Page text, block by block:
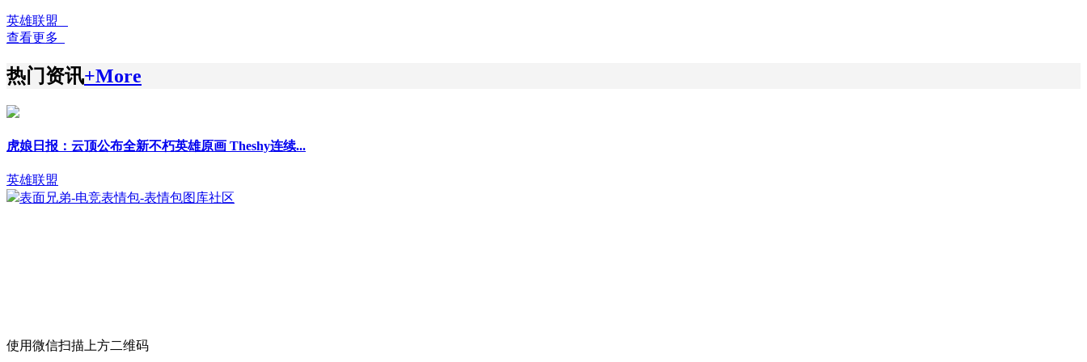
英雄联盟
查看更多
热门资讯+More
虎娘日报：云顶公布全新不朽英雄原画 Theshy连续...
英雄联盟
表面兄弟-电竞表情包-表情包图库社区
使用微信扫描上方二维码